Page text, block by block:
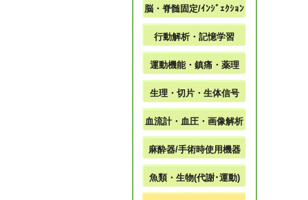
脳・脊髄固定/ｲﾝｼﾞｪｸｼｮﾝ
行動解析・記憶学習
運動機能・鎮痛・薬理
生理・切片・生体信号
血流計・血圧・画像解析
麻酔器/手術時使用機器
魚類・生物(代謝･運動)